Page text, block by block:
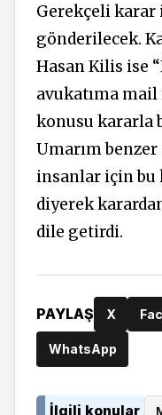
Gerekçeli karar
gönderilecek.
Hasan Kilis ise
avukatıma
konusu kararla
Umarım
insanlar için bu
diyerek
dile getirdi.
PAYLAŞ X
WhatsApp
İlgili konular